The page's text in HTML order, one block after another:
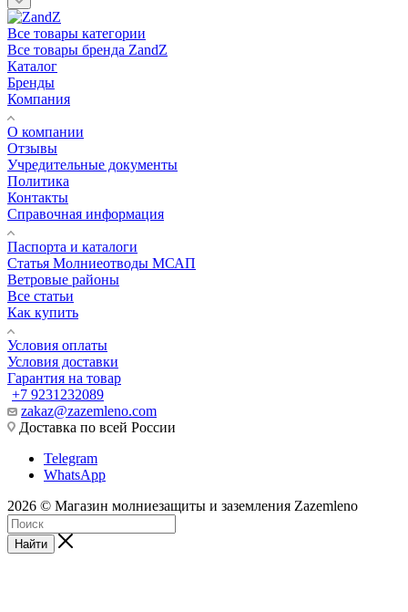
Все товары категории
Все товары бренда ZandZ
Каталог
Бренды
Компания
О компании
Отзывы
Учредительные документы
Политика
Контакты
Справочная информация
Паспорта и каталоги
Статья Молниеотводы МСАП
Ветровые районы
Все статьи
Как купить
Условия оплаты
Условия доставки
Гарантия на товар
+7 9231232089
zakaz@zazemleno.com
Доставка по всей России
Telegram
WhatsApp
2026 © Магазин молниезащиты и заземления Zazemleno
Найти